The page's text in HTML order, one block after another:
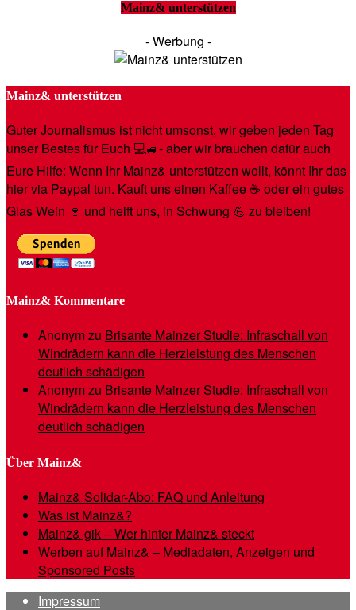
Mainz& unterstützen
- Werbung -
Mainz& unterstützen
Guter Journalismus ist nicht umsonst, wir geben jeden Tag
unser Bestes für Euch 💻🚙- aber wir brauchen dafür auch
Eure Hilfe: Wenn Ihr Mainz& unterstützen wollt, könnt Ihr das
hier via Paypal tun. Kauft uns einen Kaffee ☕️ oder ein gutes
Glas Wein 🍷 und helft uns, in Schwung 💪 zu bleiben!
Mainz& Kommentare
Anonymzu Brisante Mainzer Studie: Infraschall von
Windrädern kann die Herzleistung des Menschen
deutlich schädigen
Anonymzu Brisante Mainzer Studie: Infraschall von
Windrädern kann die Herzleistung des Menschen
deutlich schädigen
Über Mainz&
Mainz& Solidar-Abo: FAQ und Anleitung
Was ist Mainz&?
Mainz& gik – Wer hinter Mainz& steckt
Werben auf Mainz& – Mediadaten, Anzeigen und
Sponsored Posts
Impressum